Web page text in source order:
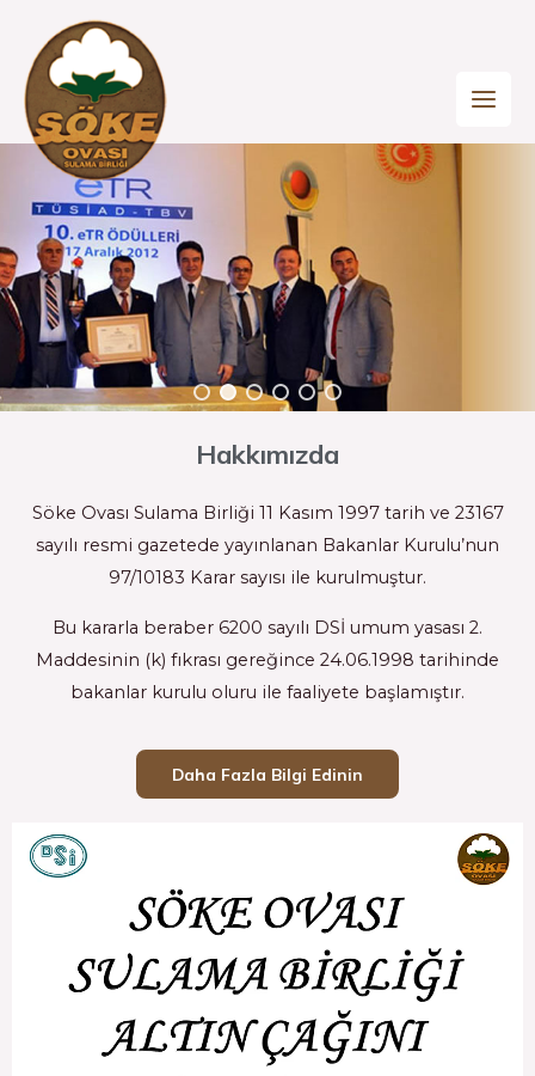
Hakkımızda
Söke Ovası Sulama Birliği 11 Kasım 1997 tarih ve 23167
sayılı resmi gazetede yayınlanan Bakanlar Kurulu’nun
97/10183 Karar sayısı ile kurulmuştur.
Bu kararla beraber 6200 sayılı DSİ umum yasası 2.
Maddesinin (k) fıkrası gereğince 24.06.1998 tarihinde
bakanlar kurulu oluru ile faaliyete başlamıştır.
Daha Fazla Bilgi Edinin